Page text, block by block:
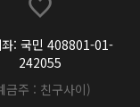
좌: 국민 408801-01-
242055
금주 : 친구사이)